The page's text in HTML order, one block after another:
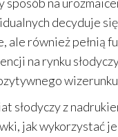
decyduje
również pełnią
na rynku
słodyczy z
jak wykorzystać